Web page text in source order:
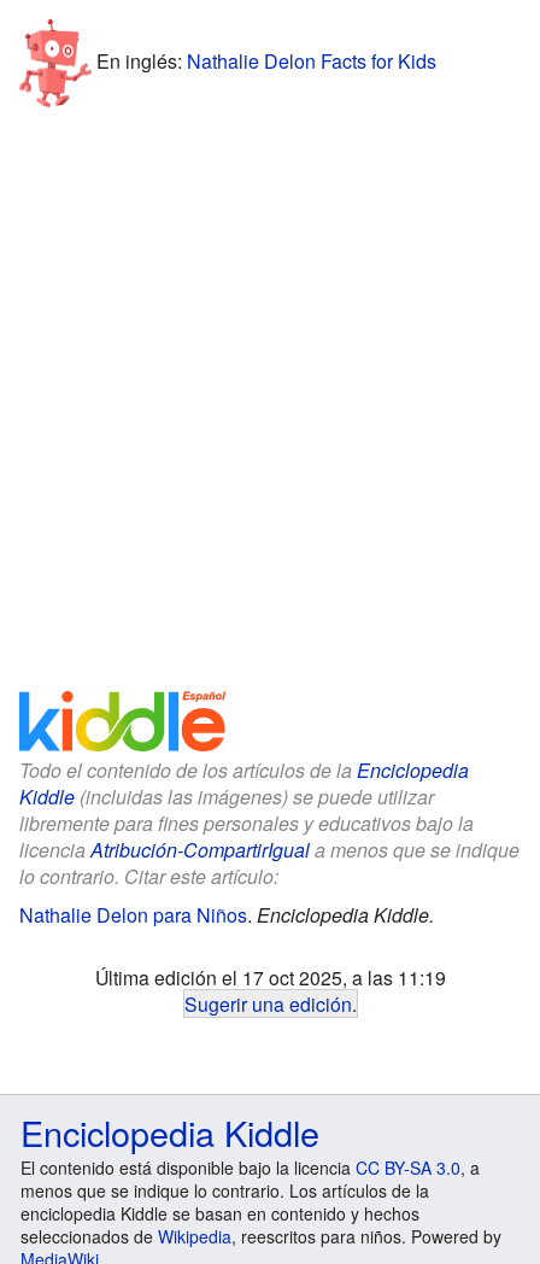
En inglés: Nathalie Delon Facts for Kids
Todo el contenido de los artículos de la Enciclopedia
Kiddle (incluidas las imágenes) se puede utilizar
libremente para fines personales y educativos bajo la
licenciaAtribución-CompartirIguala menos que se indique
lo contrario. Citar este artículo:
Nathalie Delon para Niños. Enciclopedia Kiddle.
Última edición el 17 oct 2025, a las 11:19
Sugerir una edición.
Enciclopedia Kiddle
El contenido está disponible bajo la licencia CC BY-SA 3.0, a
menos que se indique lo contrario. Los artículos de la
enciclopedia Kiddle se basan en contenido y hechos
seleccionados de Wikipedia, reescritos para niños. Powered by